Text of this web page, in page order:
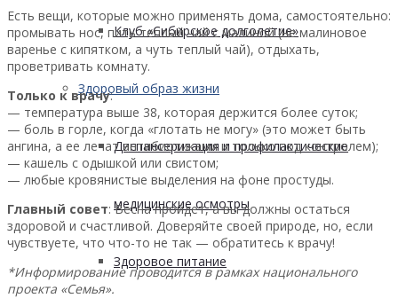
Клуб «Сибирское долголетие»
Здоровый образ жизни
Диспансеризация и профилактические
медицинские осмотры
Здоровое питание
Есть вещи, которые можно применять дома, самостоятельно:
промывать нос, пить теплый чай с малиной (не малиновое
варенье с кипятком, а чуть теплый чай), отдыхать,
проветривать комнату.
Только к врачу:
— температура выше 38, которая держится более суток;
— боль в горле, когда «глотать не могу» (это может быть
ангина, а ее лечат антибиотиками и только под контролем);
— кашель с одышкой или свистом;
— любые кровянистые выделения на фоне простуды.
Главный совет: Весна пройдет, а вы должны остаться
здоровой и счастливой. Доверяйте своей природе, но, если
чувствуете, что что-то не так — обратитесь к врачу!
*Информирование проводится в рамках национального
проекта «Семья».